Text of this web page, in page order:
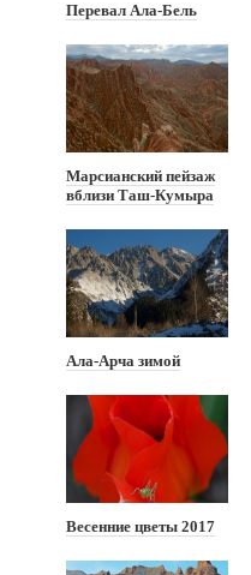
Перевал Ала-Бель
Марсианский пейзаж
вблизи Таш-Кумыра
Ала-Арча зимой
Весенние цветы 2017